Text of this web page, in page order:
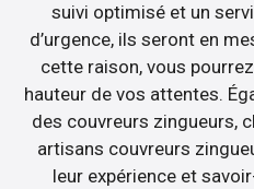
suivi optimisé et un
d’urgence, ils seront en
cette raison, vous
hauteur de vos attentes.
des couvreurs zingueurs,
artisans couvreurs
leur expérience et